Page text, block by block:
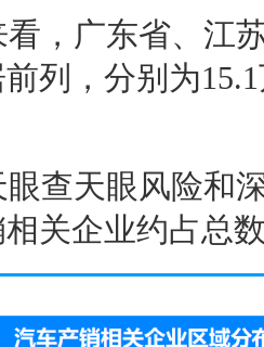
，广东省、江
列，分别为
查天眼风险和
关企业约占总